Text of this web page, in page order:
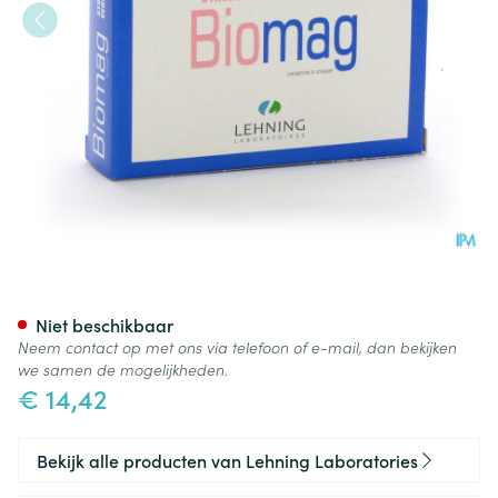
€ 14,42
Niet beschikbaar
Neem contact op met ons via telefoon of e-mail, dan bekijken
we samen de mogelijkheden.
Bekijk alle producten van Lehning Laboratories